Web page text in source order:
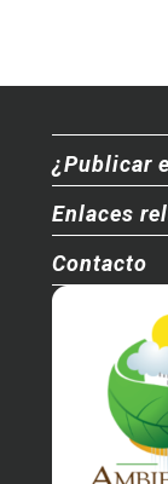
¿Publicar
Enlaces
Contacto